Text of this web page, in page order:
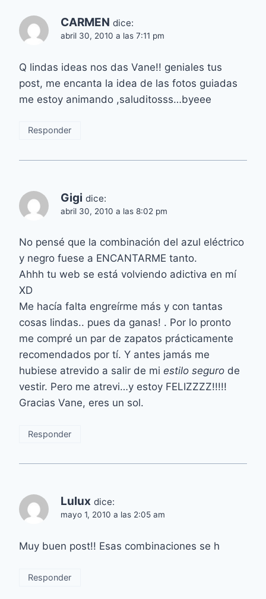
CARMEN dice:
abril 30, 2010 a las 7:11 pm
Q lindas ideas nos das Vane!! geniales tus
post, me encanta la idea de las fotos guiadas
me estoy animando ,saluditosss…byeee
Responder
Gigi dice:
abril 30, 2010 a las 8:02 pm
No pensé que la combinación del azul eléctrico
y negro fuese a ENCANTARME tanto.
Ahhh tu web se está volviendo adictiva en mí
XD
Me hacía falta engreírme más y con tantas
cosas lindas.. pues da ganas! . Por lo pronto
me compré un par de zapatos prácticamente
recomendados por tí. Y antes jamás me
hubiese atrevido a salir de mi estilo seguro de
vestir. Pero me atrevi…y estoy FELIZZZZ!!!!!
Gracias Vane, eres un sol.
Responder
Lulux dice:
mayo 1, 2010 a las 2:05 am
Muy buen post!! Esas combinaciones se h
Responder